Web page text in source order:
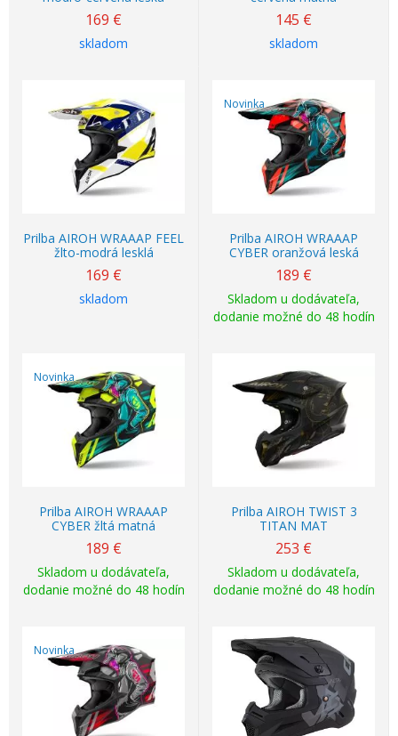
169 €
skladom
145 €
skladom
Prilba AIROH WRAAAP FEEL
žlto-modrá lesklá
169 €
skladom
Novinka
Prilba AIROH WRAAAP
CYBER oranžová leská
189 €
Skladom u dodávateľa,
dodanie možné do 48 hodín
Novinka
Prilba AIROH WRAAAP
CYBER žltá matná
189 €
Skladom u dodávateľa,
dodanie možné do 48 hodín
Prilba AIROH TWIST 3
TITAN MAT
253 €
Skladom u dodávateľa,
dodanie možné do 48 hodín
Novinka